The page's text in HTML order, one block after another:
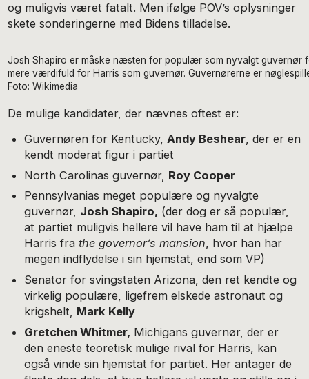
og muligvis været fatalt. Men ifølge POV’s oplysninger
skete sonderingerne med Bidens tilladelse.
Josh Shapiro er måske næsten for populær som nyvalgt guvernør
mere værdifuld for Harris som guvernør. Guvernørerne er
Foto: Wikimedia
De mulige kandidater, der nævnes oftest er:
Guvernøren for Kentucky, Andy Beshear, der er en
kendt moderat figur i partiet
North Carolinas guvernør, Roy Cooper
Pennsylvanias meget populære og nyvalgte
guvernør, Josh Shapiro, (der dog er så populær,
at partiet muligvis hellere vil have ham til at hjælpe
Harris fra the governor’s mansion, hvor han har
megen indflydelse i sin hjemstat, end som VP)
Senator for svingstaten Arizona, den ret kendte og
virkelig populære, ligefrem elskede astronaut og
krigshelt, Mark Kelly
Gretchen Whitmer, Michigans guvernør, der er
den eneste teoretisk mulige rival for Harris, kan
også vinde sin hjemstat for partiet. Her antager de